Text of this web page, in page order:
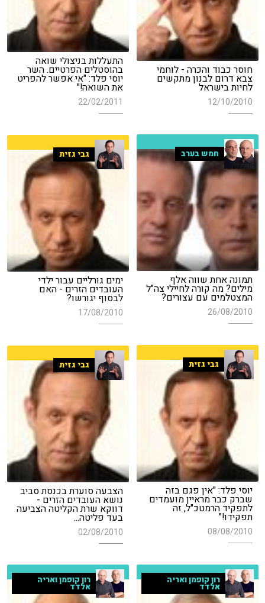
התעללות בניצולי שואה
בהוסטלים הפרטיים. השר
יוסי פלד: "אי אפשר להפריט
את השואה!"
22/02/2011
חוסר כבוד והכרה - לוחמי
צבא דרום לבנון מתקשים
לחיות בישראל
12/10/2010
חמש בערב
תמונה אחת שווה אלף
מילים? מה קורה לחיילי צה"ל
המצטלמים עם עצורים?
26/08/2010
גבי גזית
ימים גורליים עבור ילדי
העובדים הזרים - האם
לבסוף יגורשו?
17/08/2010
גבי גזית
יוסי פלד: "אין פגם בזה
שברק כבר מראיין מועמדים
לתפקיד הרמטכ"ל, זה
תפקידו!"
08/08/2010
גבי גזית
הצבעה סוערת בכנסת סביב
נושא העובדים הזרים -
דווקא שרת הקליטה הצביעה
בעד פליטה...
02/08/2010
רון קופמן ואריה
אלדד
רון קופמן ואריה
אלדד